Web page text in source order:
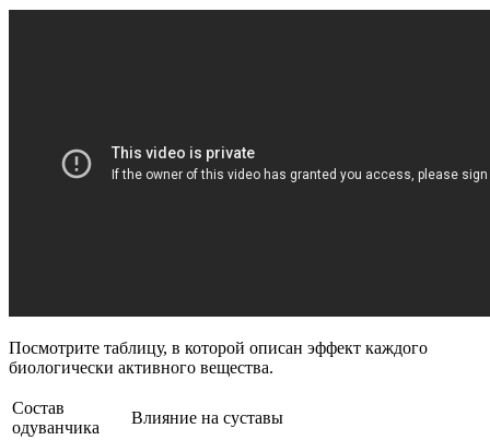
Посмотрите таблицу, в которой описан эффект каждого
биологически активного вещества.
Состав
одуванчика
Влияние на суставы